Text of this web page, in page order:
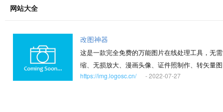
网站大全
改图神器
这是一款完全免费的万能图片在线处理工具，无
缩、无损放大、漫画头像、证件照制作、转矢量
https://img.logosc.cn/ - 2022-07-27